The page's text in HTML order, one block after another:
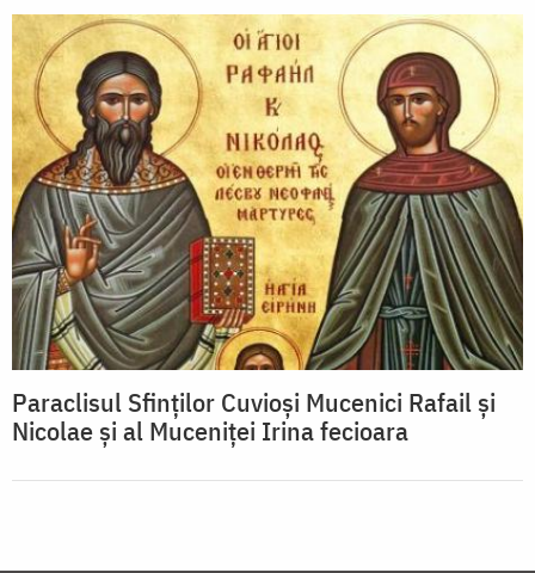
Paraclisul Sfinților Cuvioși Mucenici Rafail și
Nicolae și al Muceniței Irina fecioara